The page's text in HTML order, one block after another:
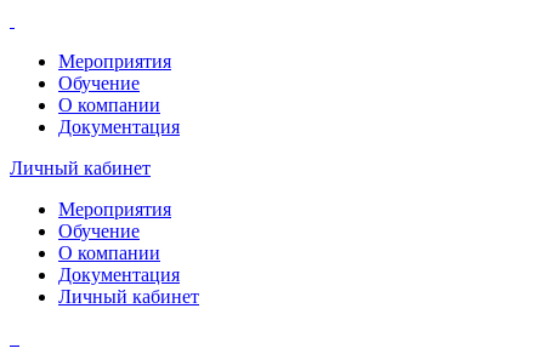
Мероприятия
Обучение
О компании
Документация
Личный кабинет
Мероприятия
Обучение
О компании
Документация
Личный кабинет